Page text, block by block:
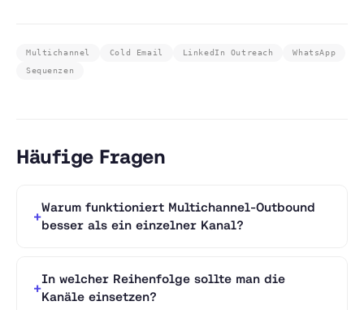
Multichannel Cold Email LinkedIn Outreach
WhatsApp
Sequenzen
Häufige Fragen
Warum funktioniert Multichannel-Outbound
besser als ein einzelner Kanal?
In welcher Reihenfolge sollte man die
Kanäle einsetzen?